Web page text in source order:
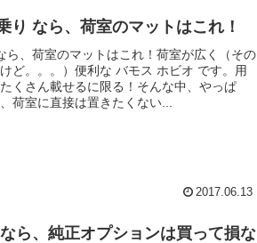
り なら、荷室のマットはこれ！
ら、荷室のマットはこれ！荷室が広く（その
ど。。。）便利な バモス ホビオ です。用
くさん載せるに限る！そんな中、やっぱ
荷室に直接は置きたくない...
2017.06.13
ら、純正オプションは買って損な